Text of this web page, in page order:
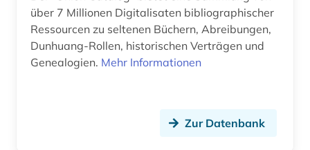
über 7 Millionen Digitalisaten bibliographischer
Ressourcen zu seltenen Büchern, Abreibungen,
Dunhuang-Rollen, historischen Verträgen und
Genealogien. Mehr Informationen
Zur Datenbank